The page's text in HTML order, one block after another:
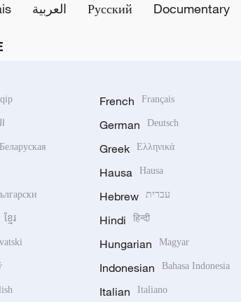
العربية Русский Documentary
Беларуская
ខ្មែរ
French Français
German Deutsch
Greek Ελληνικά
Hausa Hausa
Hebrew עברית
Hindi हिन्दी
Hungarian Magyar
Indonesian Bahasa Indonesia
Italian Italiano